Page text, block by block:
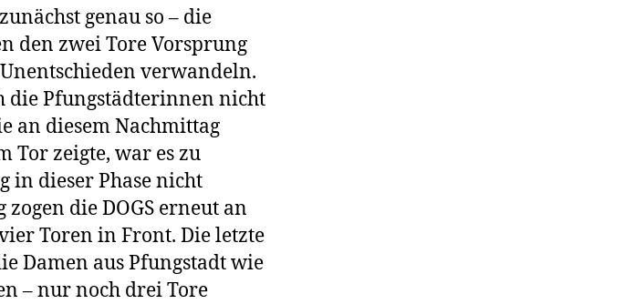
genau so – die
den zwei Tore Vorsprung
verwandeln.
die Pfungstädterinnen nicht
an diesem Nachmittag
Tor zeigte, war es zu
in dieser Phase nicht
die DOGS erneut an
Toren in Front. Die letzte
Damen aus Pfungstadt wie
– nur noch drei Tore